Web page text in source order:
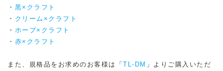
・ 黒×クラフト
・ クリーム×クラフト
・ ホープ×クラフト
・ 赤×クラフト
また、規格品をお求めのお客様は「TL-DM 」よりご購入いただ